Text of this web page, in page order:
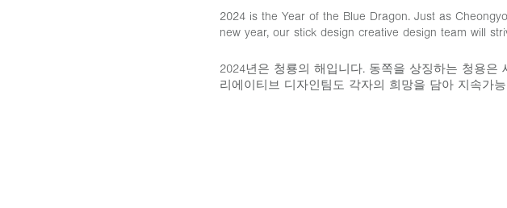
2024 is the Year of the Blue Dragon. Just as
new year, our stick design creative design team will
2024년은 청룡의 해입니다. 동쪽을 상징하는 청용
리에이티브 디자인팀도 각자의 희망을 담아 지속가